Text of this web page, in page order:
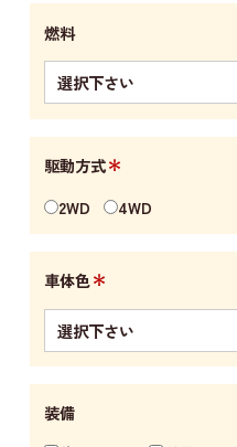
燃料
駆動方式＊
2WD 4WD
車体色＊
装備